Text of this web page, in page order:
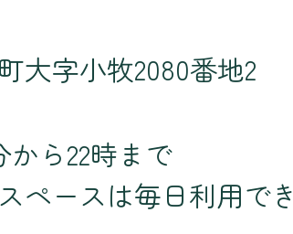
大字小牧2080番地2
から22時まで
スペースは毎日利用でき